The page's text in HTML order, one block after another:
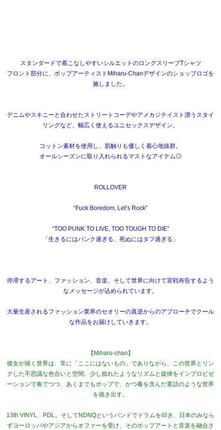
スタンダードで着こなしやすいシルエットのロングスリーブTシャツ
フロント部分に、ポップアーティストMiharu-Chanデザインのショップロゴを
施しました。
デニムやスキニーと合わせたストリートコーデやアメカジテイスト漂うスタイ
リングなど、幅広く使えるユニセックスデザイン。
コットン素材を使用し、肌触りも優しく着心地抜群。
オールシーズンに取り入れられるマストなアイテム◎
ROLLOVER
“Fuck Boredom, Let’s Rock”
“TOO PUNK TO LIVE, TOO TOUGH TO DIE”
「生きるにはパンク過ぎる、死ぬにはタフ過ぎる」
停滞するアート、ファッション、音楽、そして世界に向けて宣戦布告するよう
なメッセージが込められています。
大量生産されるファッション業界のセオリーの真逆からのアプローチでクール
な作品をお届けしていきます。
【Miharu-chan】
彼女が描く世界は、常に「ここにはないもの」でありながら、この世界とリン
クした不思議な色合いと空間。少し捻れたようなリズムと旋律をインプロビゼ
ーションで奏でつつ、あくまでもポップで、かつ毒を含んだ童話のような世界
を描き出す。
13th VINYL、PDL。そしてNDNQというバンドでドラムを叩き、日本のみなら
ずヨーロッパやアジアからオファーを受け、そのポップアートと音楽を融合さ